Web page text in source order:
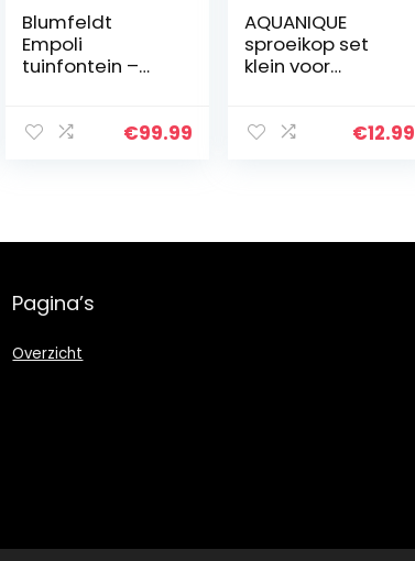
Blumfeldt
Empoli
tuinfontein –
niveaus,
€99.99
AQUANIQUE
sproeikop set
klein voor
binnendraad | 3
€12.99
Pagina’s
Overzicht